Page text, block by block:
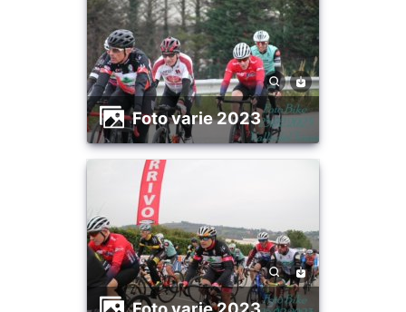
foto varie 2023